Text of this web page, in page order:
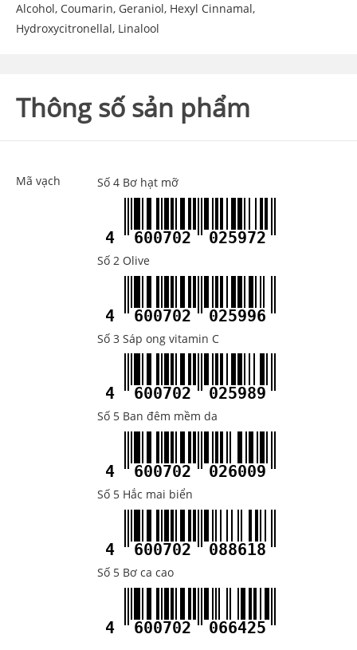
Alcohol, Coumarin, Geraniol, Hexyl Cinnamal,
Hydroxycitronellal, Linalool
Thông số sản phẩm
Mã vạch Số 4 Bơ hạt mỡ
4 600702 025972
Số 2 Olive
4 600702 025996
Số 3 Sáp ong vitamin C
4 600702 025989
Số 5 Ban đêm mềm da
4 600702 026009
Số 5 Hắc mai biển
4 600702 088618
Số 5 Bơ ca cao
4 600702 066425